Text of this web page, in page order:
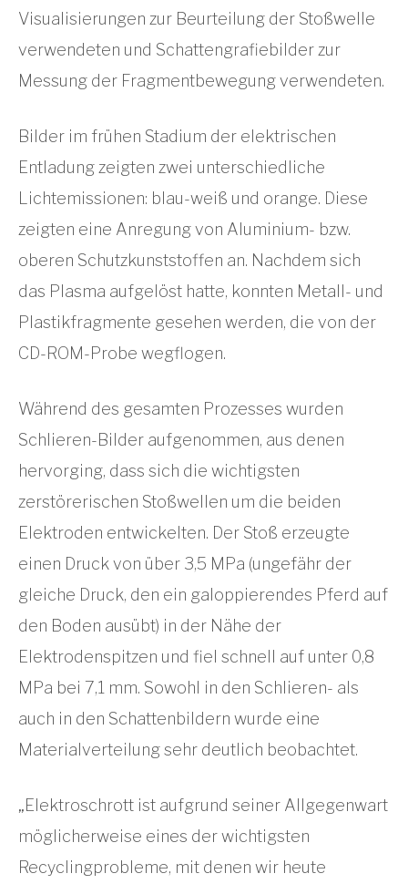
Visualisierungen zur Beurteilung der Stoßwelle
verwendeten und Schattengrafiebilder zur
Messung der Fragmentbewegung verwendeten.
Bilder im frühen Stadium der elektrischen
Entladung zeigten zwei unterschiedliche
Lichtemissionen: blau-weiß und orange. Diese
zeigten eine Anregung von Aluminium- bzw.
oberen Schutzkunststoffen an. Nachdem sich
das Plasma aufgelöst hatte, konnten Metall- und
Plastikfragmente gesehen werden, die von der
CD-ROM-Probe wegflogen.
Während des gesamten Prozesses wurden
Schlieren-Bilder aufgenommen, aus denen
hervorging, dass sich die wichtigsten
zerstörerischen Stoßwellen um die beiden
Elektroden entwickelten. Der Stoß erzeugte
einen Druck von über 3,5 MPa (ungefähr der
gleiche Druck, den ein galoppierendes Pferd auf
den Boden ausübt) in der Nähe der
Elektrodenspitzen und fiel schnell auf unter 0,8
MPa bei 7,1 mm. Sowohl in den Schlieren- als
auch in den Schattenbildern wurde eine
Materialverteilung sehr deutlich beobachtet.
„Elektroschrott ist aufgrund seiner Allgegenwart
möglicherweise eines der wichtigsten
Recyclingprobleme, mit denen wir heute